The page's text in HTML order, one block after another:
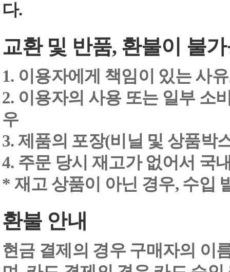
다.
교환 및 반품, 환불이 불
1. 이용자에게 책임이 있는 사
2. 이용자의 사용 또는 일부 소
우
3. 제품의 포장(비닐 및 상품박
4. 주문 당시 재고가 없어서 국
* 재고 상품이 아닌 경우, 수입
환불 안내
현금 결제의 경우 구매자의 이